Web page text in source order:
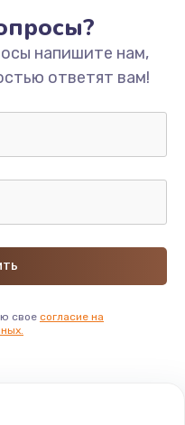
напишите нам,
ответят вам!
свое согласие на